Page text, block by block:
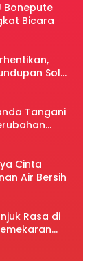
Bonepute
Bicara
Solar
Tangani
Cinta
Air Bersih
Rasa di